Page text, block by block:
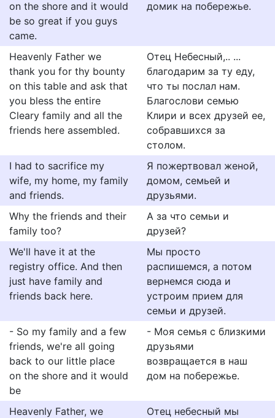
on the shore and it would
be so great if you guys
came.
домик на побережье.
Heavenly Father we
thank you for thy bounty
on this table and ask that
you bless the entire
Cleary family and all the
friends here assembled.
Отец Небесный,.. ...
благодарим за ту еду,
что ты послал нам.
Благослови семью
Клири и всех друзей ее,
собравшихся за
столом.
I had to sacrifice my
wife, my home, my family
and friends.
Я пожертвовал женой,
домом, семьей и
друзьями.
Why the friends and their
family too?
А за что семьи и
друзей?
We'll have it at the
registry office. And then
just have family and
friends back here.
Мы просто
распишемся, а потом
вернемся сюда и
устроим прием для
семьи и друзей.
- So my family and a few
friends, we're all going
back to our little place
on the shore and it would
be
- Моя семья с близкими
друзьями
возвращается в наш
дом на побережье.
Heavenly Father, we
Отец небесный мы